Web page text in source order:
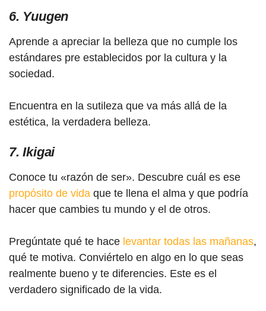
6. Yuugen
Aprende a apreciar la belleza que no cumple los
estándares pre establecidos por la cultura y la
sociedad.
Encuentra en la sutileza que va más allá de la
estética, la verdadera belleza.
7. Ikigai
Conoce tu «razón de ser». Descubre cuál es ese
propósito de vida que te llena el alma y que podría
hacer que cambies tu mundo y el de otros.
Pregúntate qué te hace levantar todas las mañanas,
qué te motiva. Conviértelo en algo en lo que seas
realmente bueno y te diferencies. Este es el
verdadero significado de la vida.